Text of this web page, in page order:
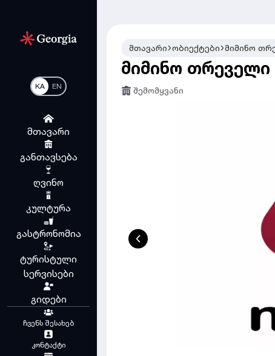
KA EN
მთავარი
განთავსება
ღვინო
კულტურა
გასტრონომია
ტურისტული
სერვისები
გიდები
ჩვენს შესახებ
კონტაქტი
მთავარი ობიექტები მიმინო
მიმინო თრეველი
შემომყვანი